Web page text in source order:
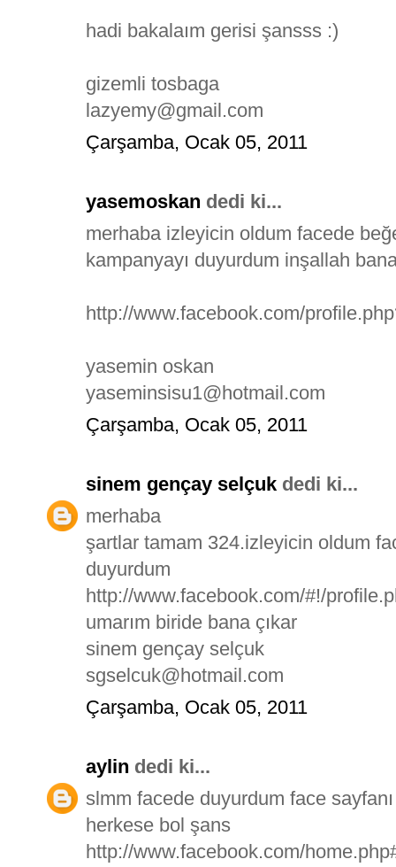
hadi bakalaım gerisi şansss :)
gizemli tosbaga
lazyemy@gmail.com
Çarşamba, Ocak 05, 2011
yasemoskan dedi ki...
merhaba izleyicin oldum facede
kampanyayı duyurdum inşallah
http://www.facebook.com/
yasemin oskan
yaseminsisu1@hotmail.com
Çarşamba, Ocak 05, 2011
sinem gençay selçuk dedi ki...
merhaba
şartlar tamam 324.izleyicin oldum
duyurdum
http://www.facebook.com/#!/
umarım biride bana çıkar
sinem gençay selçuk
sgselcuk@hotmail.com
Çarşamba, Ocak 05, 2011
aylin dedi ki...
slmm facede duyurdum face
herkese bol şans
http://www.facebook.com/